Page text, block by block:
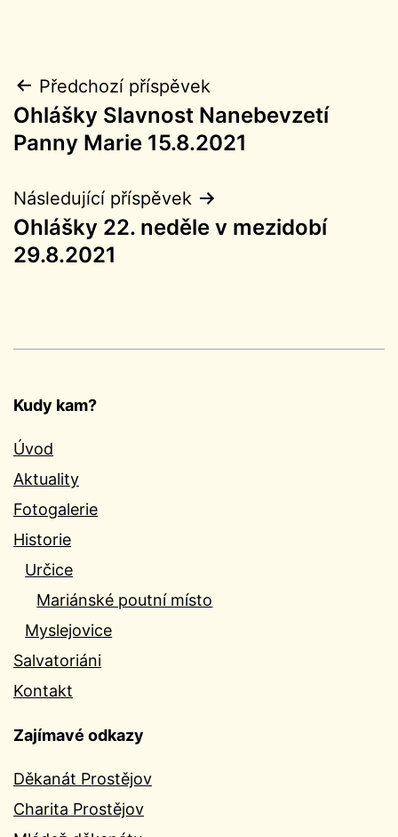
Navigace
pro
Předchozí příspěvek
Ohlášky Slavnost Nanebevzetí
Panny Marie 15.8.2021
Následující příspěvek
Ohlášky 22. neděle v mezidobí
29.8.2021
Kudy kam?
Úvod
Aktuality
Fotogalerie
Historie
Určice
Mariánské poutní místo
Myslejovice
Salvatoriáni
Kontakt
Zajímavé odkazy
Děkanát Prostějov
Charita Prostějov